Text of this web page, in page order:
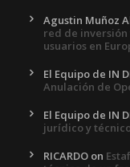
Agustin Muñoz
red de
usuarios en
El Equipo de IN
Anulación de
El Equipo de IN
jurídico y
RICARDO on